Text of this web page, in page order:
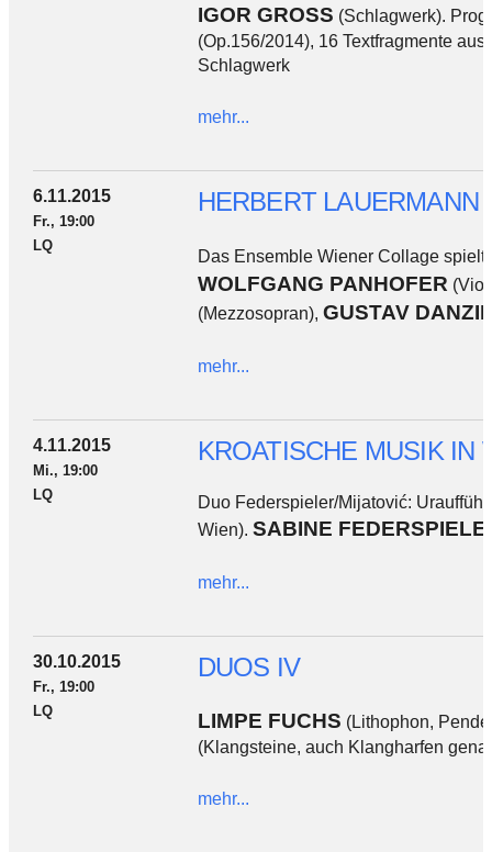
IGOR GROSS (Schlagwerk).
(Op.156/2014), 16 Textfragmente
Schlagwerk
mehr...
6.11.2015
Fr., 19:00
LQ
HERBERT LAUERMANN
Das Ensemble Wiener Collage
WOLFGANG PANHOFER
(Mezzosopran), GUSTAV
mehr...
4.11.2015
Mi., 19:00
LQ
KROATISCHE MUSIK IN
Duo Federspieler/Mijatović:
Wien). SABINE
mehr...
30.10.2015
Fr., 19:00
LQ
DUOS IV
LIMPE FUCHS (Lithophon,
(Klangsteine, auch Klangharfen
mehr...